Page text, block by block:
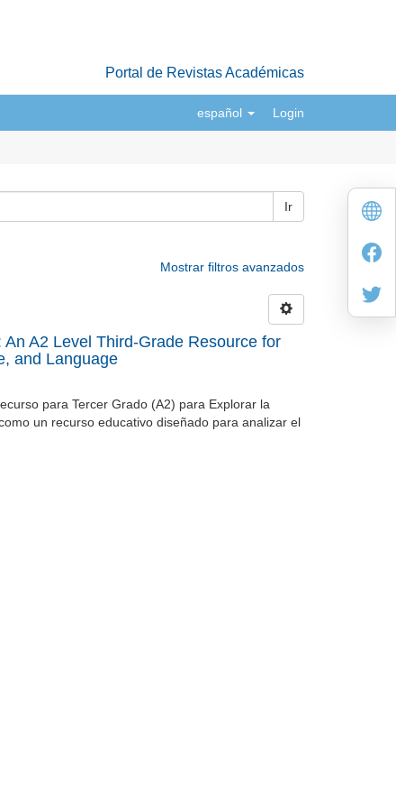
Portal de Revistas Académicas
español Login
Ir
Mostrar filtros avanzados
A2 Level Third-Grade Resource for
and Language
para Tercer Grado (A2) para Explorar la
un recurso educativo diseñado para analizar el